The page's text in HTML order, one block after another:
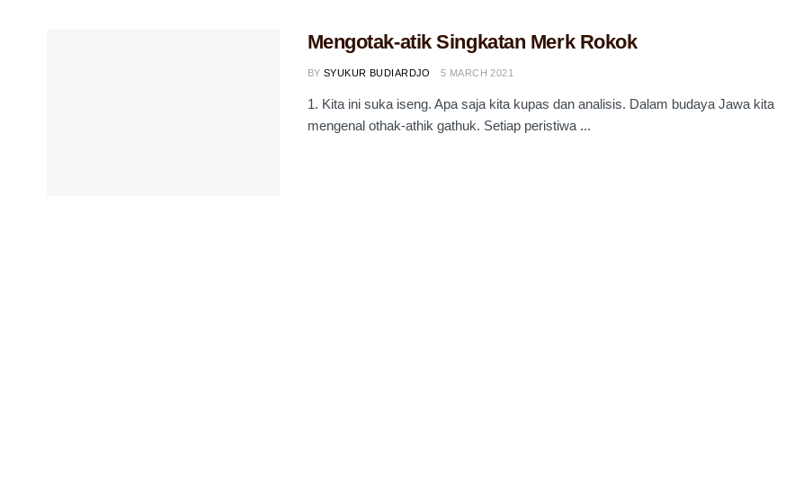
Mengotak-atik Singkatan Merk Rokok
BY SYUKUR BUDIARDJO 5 MARCH 2021
1. Kita ini suka iseng. Apa saja kita kupas dan analisis. Dalam budaya Jawa kita
mengenal othak-athik gathuk. Setiap peristiwa ...